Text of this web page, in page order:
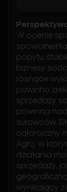
W ocenie
popytu,
biznesy
rosnące
powinno
sprzedaży
powinna
surowców.
całoroczny
Agro, w
działania
sprzedaży,
wynikający